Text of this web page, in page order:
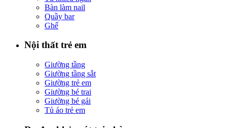
Bàn làm nail
Quầy bar
Ghế
Nội thất trẻ em
Giường tầng
Giường tầng sắt
Giường trẻ em
Giường bé trai
Giường bé gái
Tủ áo trẻ em